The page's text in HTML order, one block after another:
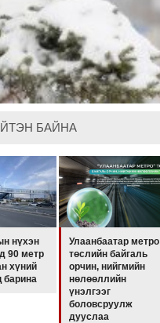
БАЙНА
нүхэн
90 метр
хүний
барина
Улаанбаатар метро
төслийн байгаль
орчин, нийгмийн
нөлөөллийн
үнэлгээг
боловсруулж
дууслаа